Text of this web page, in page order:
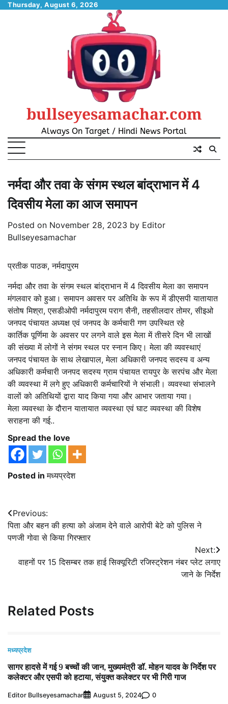
SkipThursday, August 6, 2026
bullseyesamachar.com
Always On Target / Hindi News Portal
नर्मदा और तवा के संगम स्थल बांद्राभान में 4
दिवसीय मेला का आज समापन
Posted on November 28, 2023 by Editor
Bullseyesamachar
प्रतीक पाठक, नर्मदापुरम
नर्मदा और तवा के संगम स्थल बांद्राभान में 4 दिवसीय मेला का समापन
मंगलवार को हुआ। समापन अवसर पर अतिथि के रूप में डीएसपी यातायात
संतोष मिश्रा, एसडीओपी नर्मदापुरम पराग सैनी, तहसीलदार तोमर, सीइओ
जनपद पंचायत अध्यक्ष एवं जनपद के कर्मचारी गण उपस्थित रहे
कार्तिक पूर्णिमा के अवसर पर लगने वाले इस मेला में तीसरे दिन भी लाखों
की संख्या में लोगों ने संगम स्थल पर स्नान किए। मेला की व्यवस्थाएं
जनपद पंचायत के साथ लेखापाल, मेला अधिकारी जनपद सदस्य व अन्य
अधिकारी कर्मचारी जनपद सदस्य ग्राम पंचायत रायपुर के सरपंच और मेला
की व्यवस्था में लगे हुए अधिकारी कर्मचारियों ने संभाली। व्यवस्था संभालने
वालों को अतिथियों द्वारा याद किया गया और आभार जताया गया।
मेला व्यवस्था के दौरान यातायात व्यवस्था एवं घाट व्यवस्था की विशेष
सराहना की गई..
Spread the love
Posted inमध्यप्रदेश
Post
navigation
Previous:
पिता और बहन की हत्या को अंजाम देने वाले आरोपी बेटे को पुलिस ने
पणजी गोवा से किया गिरफ्तार
Next:
वाहनों पर 15 दिसम्बर तक हाई सिक्यूरिटी रजिस्ट्रेशन नंबर प्लेट लगाए
जाने के निर्देश
Related Posts
मध्यप्रदेश
सागर हादसे में गई 9 बच्‍चों की जान, मुख्‍यमंत्री डॉ. मोहन यादव के निर्देश पर
कलेक्‍टर और एसपी को हटाया, संयुक्‍त कलेक्‍टर पर भी गिरी गाज
Editor Bullseyesamachar August 5, 2024 0